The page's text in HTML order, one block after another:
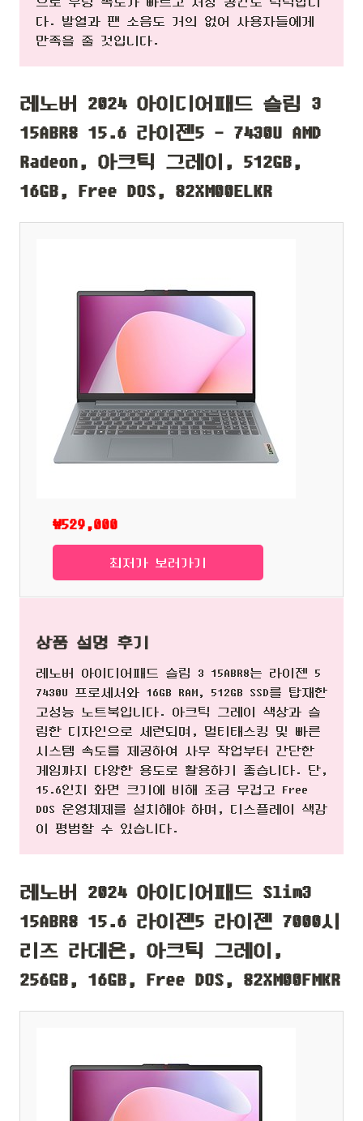
다. 발열과 팬 소음도 거의 없어 사용자들에게
만족을 줄 것입니다.
레노버 2024 아이디어패드 슬림 3
15ABR8 15.6 라이젠5 - 7430U AMD
Radeon, 아크틱 그레이, 512GB,
16GB, Free DOS, 82XM00ELKR
₩529,000
최저가 보러가기
상품 설명 후기
레노버 아이디어패드 슬림 3 15ABR8는 라이젠 5
7430U 프로세서와 16GB RAM, 512GB SSD를 탑재한
고성능 노트북입니다. 아크틱 그레이 색상과 슬
림한 디자인으로 세련되며, 멀티태스킹 및 빠른
시스템 속도를 제공하여 사무 작업부터 간단한
게임까지 다양한 용도로 활용하기 좋습니다. 단,
15.6인치 화면 크기에 비해 조금 무겁고 Free
DOS 운영체제를 설치해야 하며, 디스플레이 색감
이 평범할 수 있습니다.
레노버 2024 아이디어패드 Slim3
15ABR8 15.6 라이젠5 라이젠 7000시
리즈 라데온, 아크틱 그레이,
256GB, 16GB, Free DOS, 82XM00FMKR